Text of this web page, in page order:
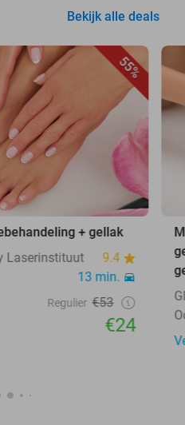
Bekijk alle deals
55%
+ gellak
Laserinstituut
9.4
13 min.
Regulier €53
€24